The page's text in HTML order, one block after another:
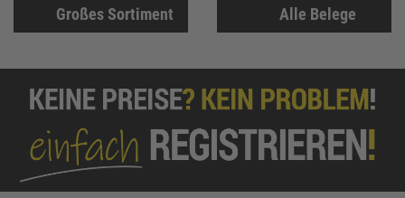
Großes Sortiment Alle Belege